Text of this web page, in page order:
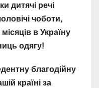
дитячі речі
чоботи,
в Україну
одягу!
благодійну
країні за